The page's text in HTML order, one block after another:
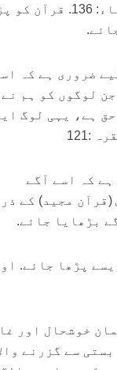
کتابیں ہم نے اس سے پہلے نازل کی تھیں سب پر ایمان لاؤ.
ضروری ہے کہ
لوگوں کو ہم نے
ہے، یہی لوگ
:121
ہے کہ اسے آگے
(قرآن مجید) کے
بڑھایا جائے.
پڑھا جائے.
خوشحال اور
سے گزرنے